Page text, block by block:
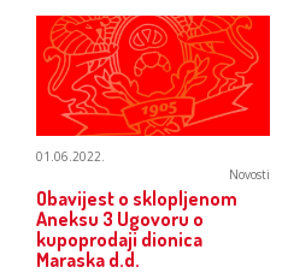
01.06.2022.
Novosti
Obavijest o sklopljenom
Aneksu 3 Ugovoru o
kupoprodaji dionica
Maraska d.d.